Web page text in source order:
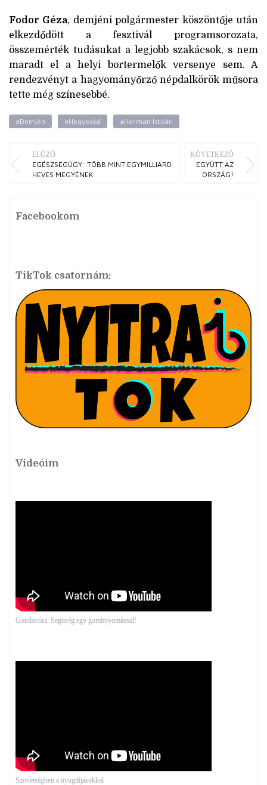
Fodor Géza, demjéni polgármester köszöntője után
elkezdődött a fesztivál programsorozata,
összemérték tudásukat a legjobb szakácsok, s nem
maradt el a helyi bortermelők versenye sem. A
rendezvényt a hagyományőrző népdalkörök műsora
tette még színesebbé.
#Demjén #Hegyeskő #Herman István
ELŐZŐ
EGÉSZSÉGÜGY: TÖBB MINT EGYMILLIÁRD
HEVES MEGYÉNEK
KÖVETKEZŐ
EGYÜTT AZ
ORSZÁG!
Facebookom
TikTok csatornám:
Videóim
Gondosóra: Segítség egy gombnyomással!
Szövetségben a nyugdíjasokkal